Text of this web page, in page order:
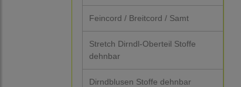
Feincord / Breitcord / Samt
Stretch Dirndl-Oberteil Stoffe
dehnbar
Dirndblusen Stoffe dehnbar